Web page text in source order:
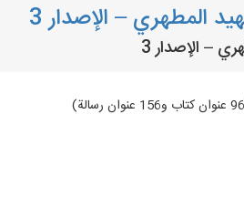
المطهري – الإصدار 3
– الإصدار 3